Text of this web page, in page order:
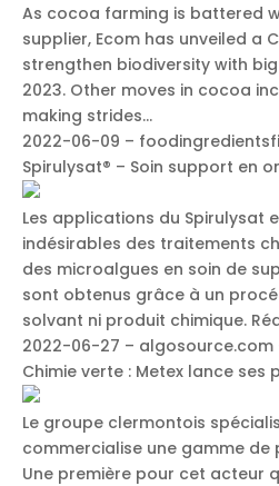
As cocoa farming is battered
supplier, Ecom has unveiled
strengthen biodiversity with
2023. Other moves in cocoa
making strides…
2022-06-09 –
Spirulysat® – Soin support en
Les applications du Spirulysat
indésirables des traitements
des microalgues en soin de
sont obtenus grâce à un
solvant ni produit chimique.
2022-06-27 – algosource.com
Chimie verte : Metex lance
Le groupe clermontois
commercialise une gamme
Une première pour cet acteur